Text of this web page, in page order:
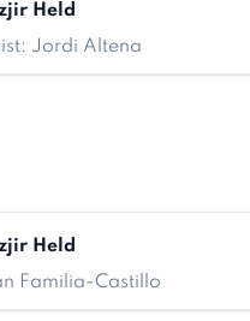
Held
Jordi Altena
Held
Familia-Castillo